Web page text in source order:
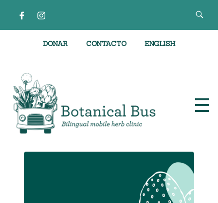
DONAR CONTACTO ENGLISH